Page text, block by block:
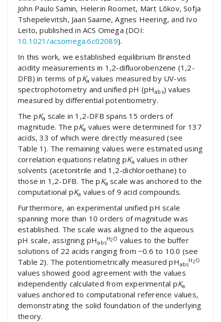
John Paulo Samin, Helerin Roomet, Märt Lõkov, Sofja
Tshepelevitsh, Jaan Saame, Agnes Heering, and Ivo
Leito, published in ACS Omega (DOI:
10.1021/acsomega.6c02089).
In this work, we established equilibrium Brønsted
acidity measurements in 1,2-difluorobenzene (1,2-
DFB) in terms of pKa values measured by UV-vis
spectrophotometry and unified pH (pHabs) values
measured by differential potentiometry.
The pKa scale in 1,2-DFB spans 15 orders of
magnitude. The pKa values were determined for 137
acids, 33 of which were directly measured (see
Table 1). The remaining values were estimated using
correlation equations relating pKa values in other
solvents (acetonitrile and 1,2-dichloroethane) to
those in 1,2-DFB. The pKa scale was anchored to the
computational pKa values of 9 acid compounds.
Furthermore, an experimental unified pH scale
spanning more than 10 orders of magnitude was
established. The scale was aligned to the aqueous
pH scale, assigning pHabs
H2O values to the buffer
solutions of 22 acids ranging from −0.6 to 10.0 (see
Table 2). The potentiometrically measured pHabs
H2O
values showed good agreement with the values
independently calculated from experimental pKa
values anchored to computational reference values,
demonstrating the solid foundation of the underlying
theory.